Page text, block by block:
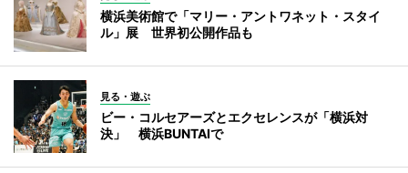
横浜美術館で「マリー・アントワネット・スタイ
ル」展 世界初公開作品も
見る・遊ぶ
ビー・コルセアーズとエクセレンスが「横浜対
決」 横浜BUNTAIで